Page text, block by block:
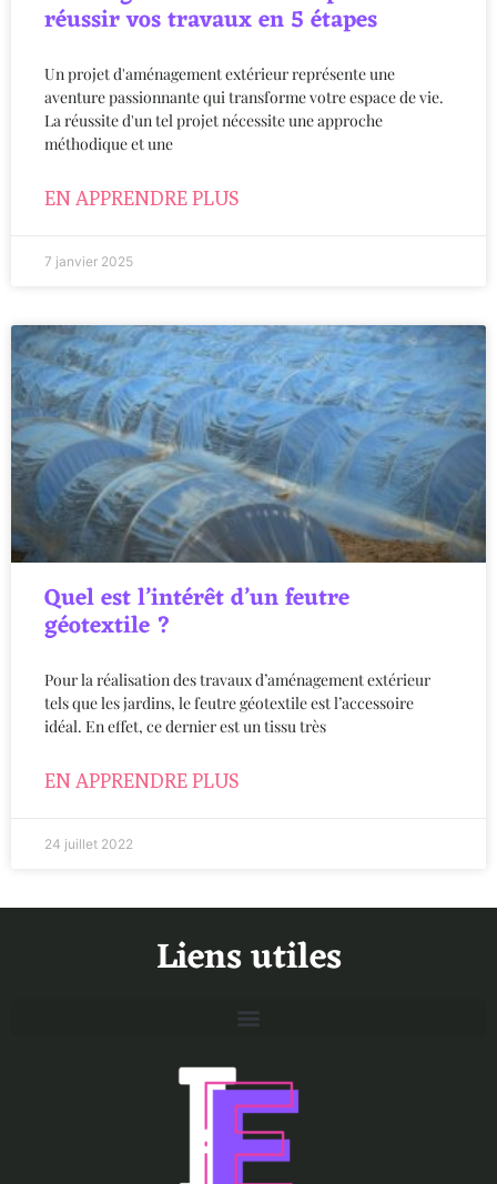
réussir vos travaux en 5 étapes
Un projet d'aménagement extérieur représente une
aventure passionnante qui transforme votre espace de vie.
La réussite d'un tel projet nécessite une approche
méthodique et une
EN APPRENDRE PLUS
7 janvier 2025
Quel est l’intérêt d’un feutre
géotextile ?
Pour la réalisation des travaux d’aménagement extérieur
tels que les jardins, le feutre géotextile est l’accessoire
idéal. En effet, ce dernier est un tissu très
EN APPRENDRE PLUS
24 juillet 2022
Liens utiles